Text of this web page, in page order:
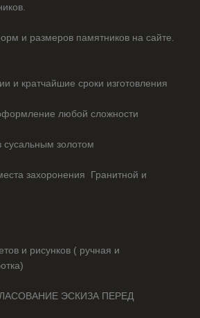
и размеров памятников на сайте.
и кратчайшие сроки изготовления
любой сложности
золотом
захоронения Гранитной и
и рисунков ( ручная и
ЭСКИЗА ПЕРЕД